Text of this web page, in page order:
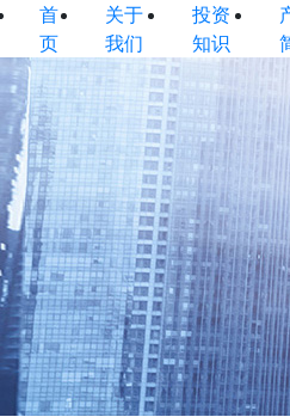
首
页
关于
我们
投资
知识